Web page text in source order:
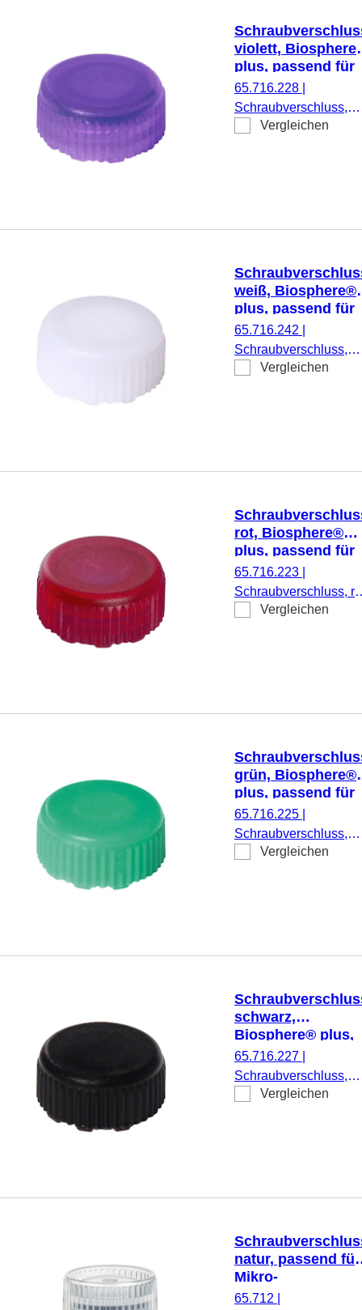
violett,
plus, passend für
Mikro-
Schraubröhren
65.716.228
Schraubverschluss,
violett, Biosphere®
Vergleichen
weiß, Biosphere®
plus, passend für
Mikro-
Schraubröhren
65.716.242
Schraubverschluss,
weiß, Biosphere®
Vergleichen
rot, Biosphere®
plus, passend für
Mikro-
Schraubröhren
65.716.223
Schraubverschluss,
Biosphere® plus,
Vergleichen
grün, Biosphere®
plus, passend für
Mikro-
Schraubröhren
65.716.225
Schraubverschluss,
grün, Biosphere®
Vergleichen
schwarz,
Biosphere® plus,
passend für
Schraubröhren
65.716.227
Schraubverschluss,
schwarz, Biosphere®
Vergleichen
natur, passend für
Mikro-
Schraubröhren
65.712